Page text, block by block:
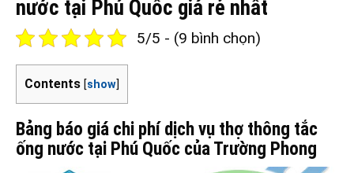
nước tại Phú Quốc giá rẻ nhất
5/5 - (9 bình chọn)
Contents [show]
Bảng báo giá chi phí dịch vụ thợ thông tắc
ống nước tại Phú Quốc của Trường Phong